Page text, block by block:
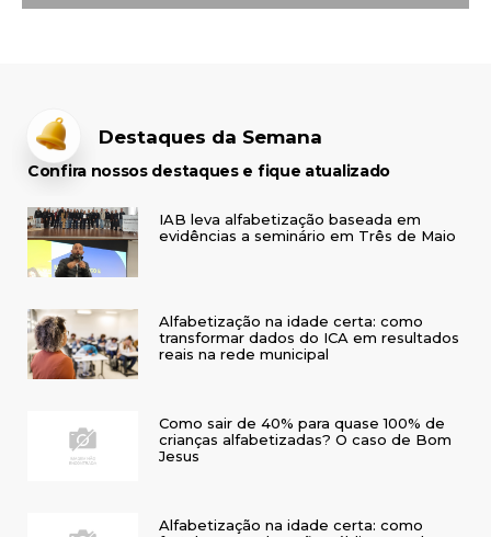
Destaques da Semana
Confira nossos destaques e fique atualizado
IAB leva alfabetização baseada em
evidências a seminário em Três de Maio
Alfabetização na idade certa: como
transformar dados do ICA em resultados
reais na rede municipal
Como sair de 40% para quase 100% de
crianças alfabetizadas? O caso de Bom
Jesus
Alfabetização na idade certa: como